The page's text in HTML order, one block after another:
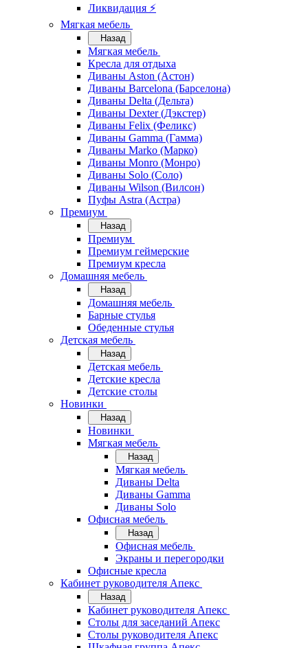
Ликвидация ⚡
Мягкая мебель
Назад
Мягкая мебель
Кресла для отдыха
Диваны Aston (Астон)
Диваны Barcelona (Барселона)
Диваны Delta (Дельта)
Диваны Dexter (Дэкстер)
Диваны Felix (Феликс)
Диваны Gamma (Гамма)
Диваны Marko (Марко)
Диваны Monro (Монро)
Диваны Solo (Соло)
Диваны Wilson (Вилсон)
Пуфы Astra (Астра)
Премиум
Назад
Премиум
Премиум геймерские
Премиум кресла
Домашняя мебель
Назад
Домашняя мебель
Барные стулья
Обеденные стулья
Детская мебель
Назад
Детская мебель
Детские кресла
Детские столы
Новинки
Назад
Новинки
Мягкая мебель
Назад
Мягкая мебель
Диваны Delta
Диваны Gamma
Диваны Solo
Офисная мебель
Назад
Офисная мебель
Экраны и перегородки
Офисные кресла
Кабинет руководителя Апекс
Назад
Кабинет руководителя Апекс
Столы для заседаний Апекс
Столы руководителя Апекс